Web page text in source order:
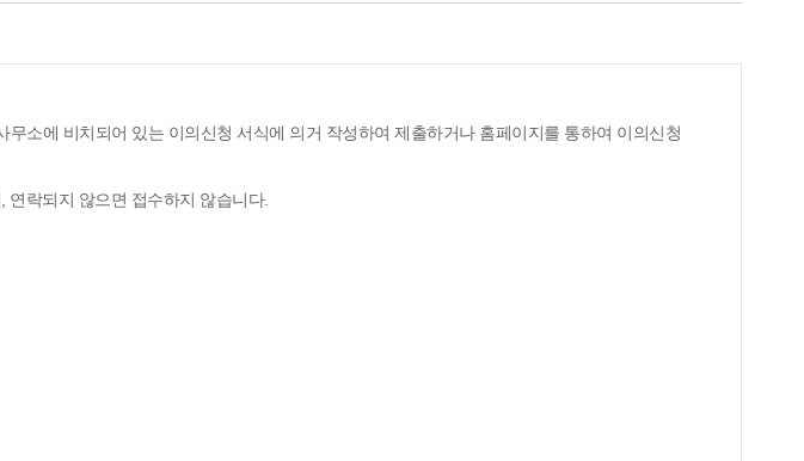
무소에 비치되어 있는 이의신청 서식에 의거 작성하여 제출하거나 홈페이지를 통하여 이의신청
락되지 않으면 접수하지 않습니다.